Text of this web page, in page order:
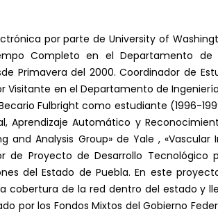
por parte de University of
Completo en el Departamento de
Primavera del 2000. Coordinador de
Visitante en el Departamento de
Fulbright como estudiante (1996-
Aprendizaje Automático y
Analysis Group» de Yale , «Vascular
de Proyecto de Desarrollo Tecnológico
del Estado de Puebla. En este
de la red dentro del estado y
los Fondos Mixtos del Gobierno